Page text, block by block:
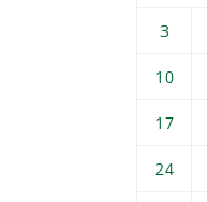
3
10
17
24